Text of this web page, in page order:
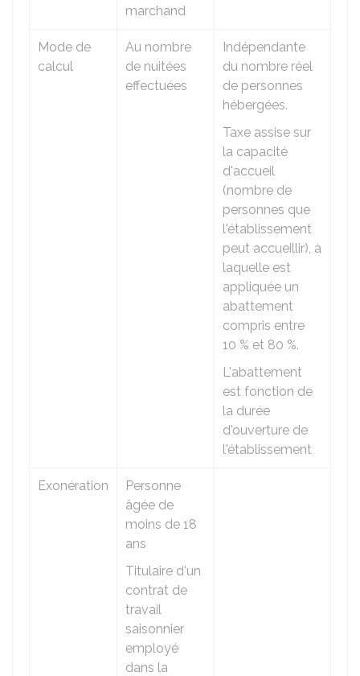
marchand
Mode de
calcul
Au nombre
de nuitées
effectuées
Indépendante
du nombre réel
de personnes
hébergées.
Taxe assise sur
la capacité
d'accueil
(nombre de
personnes que
l'établissement
peut accueillir), à
laquelle est
appliquée un
abattement
compris entre
10 % et 80 %.
L'abattement
est fonction de
la durée
d'ouverture de
l'établissement
Exonération
Personne
âgée de
moins de 18
ans
Titulaire d'un
contrat de
travail
saisonnier
employé
dans la